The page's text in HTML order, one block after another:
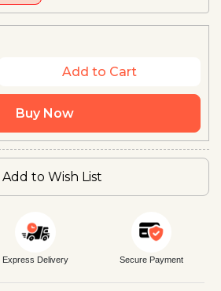
Add to Cart
Buy Now
Add to Wish List
Express Delivery Secure Payment